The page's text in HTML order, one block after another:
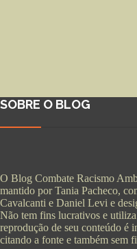
SOBRE O BLOG
O Blog Combate Racismo
mantido por Tania Pacheco,
Cavalcanti e Daniel Levi e
Não tem fins lucrativos e
reprodução de seu conteúdo é
citando a fonte e também sem